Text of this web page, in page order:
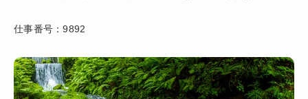
仕事番号：9892